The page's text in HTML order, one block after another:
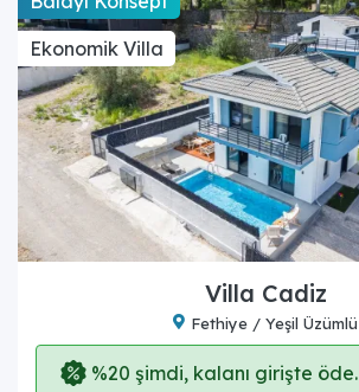
Ekonomik Villa
Villa Cadiz
Fethiye / Yeşil Üzümlü
%20 şimdi, kalanı girişte öde.